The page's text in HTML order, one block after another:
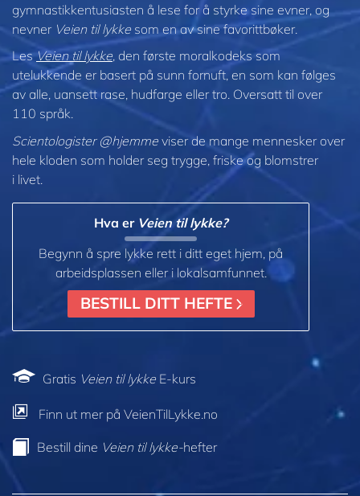
gymnastikkentusiasten å lese for å styrke sine evner, og
nevner Veien til lykke som en av sine favorittbøker.
LesVeien til lykke, den første moralkodeks som
utelukkende er basert på sunn fornuft, en som kan følges
av alle, uansett rase, hudfarge eller tro. Oversatt til over
110 språk.
Scientologister @hjemme viser de mange mennesker over
hele kloden som holder seg trygge, friske og blomstrer
i livet.
Hva er Veien til lykke?
Begynn å spre lykke rett i ditt eget hjem, på
arbeidsplassen eller i lokalsamfunnet.
BESTILL DITT HEFTE
Gratis Veien til lykkeE-kurs
Finn ut mer på VeienTilLykke.no
Bestill dine Veien til lykke-hefter